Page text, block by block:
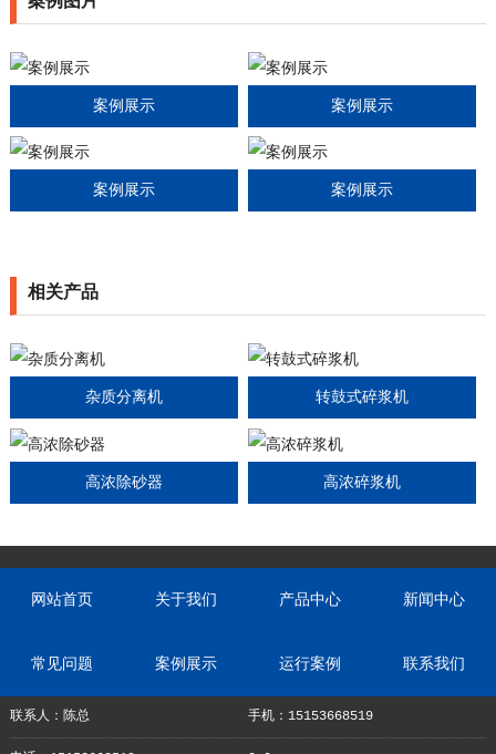
案例展示 案例展示
案例展示 案例展示
相关产品
杂质分离机 转鼓式碎浆机
高浓除砂器 高浓碎浆机
网站首页 关于我们 产品中心 新闻中心
常见问题 案例展示 运行案例 联系我们
联系人：陈总 手机：15153668519